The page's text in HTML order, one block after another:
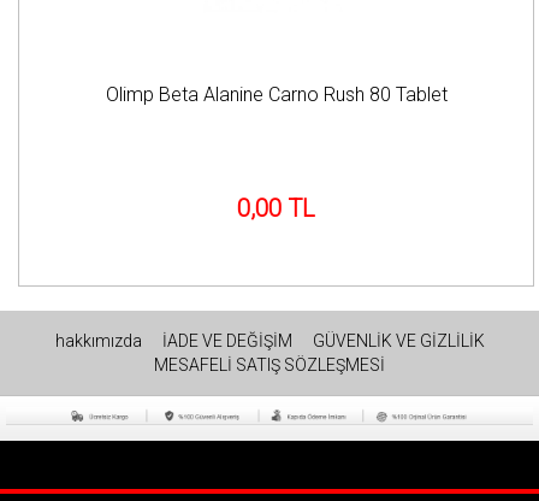
Olimp Beta Alanine Carno Rush 80 Tablet
0,00 TL
hakkımızda İADE VE DEĞİŞİM
GÜVENLİK VE GİZLİLİK
MESAFELİ SATIŞ SÖZLEŞMESİ